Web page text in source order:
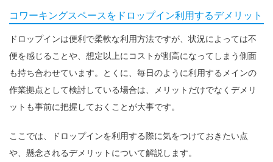
コワーキングスペースをドロップイン利用するデメリット
ドロップインは便利で柔軟な利用方法ですが、状況によっては不
便を感じることや、想定以上にコストが割高になってしまう側面
も持ち合わせています。とくに、毎日のように利用するメインの
作業拠点として検討している場合は、メリットだけでなくデメリ
ットも事前に把握しておくことが大事です。
ここでは、ドロップインを利用する際に気をつけておきたい点
や、懸念されるデメリットについて解説します。